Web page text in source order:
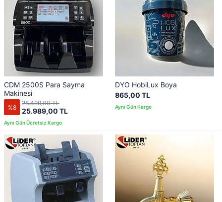
CDM 2500S Para Sayma
Makinesi
%8 25.989,00 TL
28.499,00 TL
DYO HobiLux Boya
865,00 TL